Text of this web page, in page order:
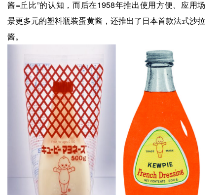
酱=丘比”的认知，而后在1958年推出使用方便、应用场
景更多元的塑料瓶装蛋黄酱，还推出了日本首款法式沙拉
酱。